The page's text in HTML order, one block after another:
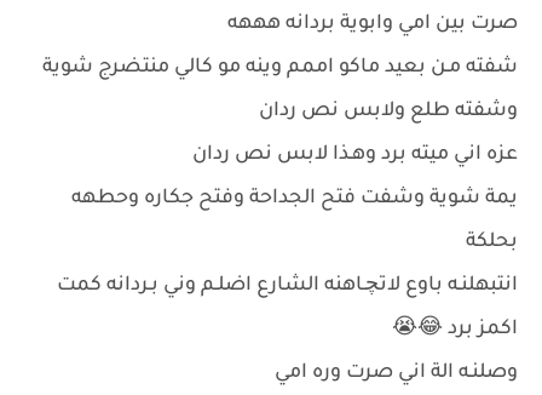
صرت بين امي وابوية بردانه هههه
شفته مـن بعيد ماكو اممم وينه مو كالي منتضرج شوية
وشفته طلع ولابس نص ردان
عزه اني ميته برد وهـذا لابس نص ردان
يمة شوية وشفت فتح الجداحة وفتح جكاره وحطهه
بحلكة
انتبهلنـه باوع لاتچـاهنه الشارع اضلـم وني بـردانه كمت
اكمز برد 😂😭
وصلنـه الة اني صرت وره امي